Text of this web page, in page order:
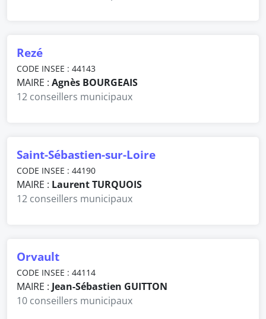
Rezé
CODE INSEE : 44143
MAIRE : Agnès BOURGEAIS
12 conseillers municipaux
Saint-Sébastien-sur-Loire
CODE INSEE : 44190
MAIRE : Laurent TURQUOIS
12 conseillers municipaux
Orvault
CODE INSEE : 44114
MAIRE : Jean-Sébastien GUITTON
10 conseillers municipaux